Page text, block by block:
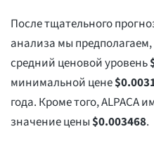
После тщательного
анализа мы предполагаем,
средний ценовой уровень
минимальной цене$
года. Кроме того, ALPACA
значение цены$0.003468.